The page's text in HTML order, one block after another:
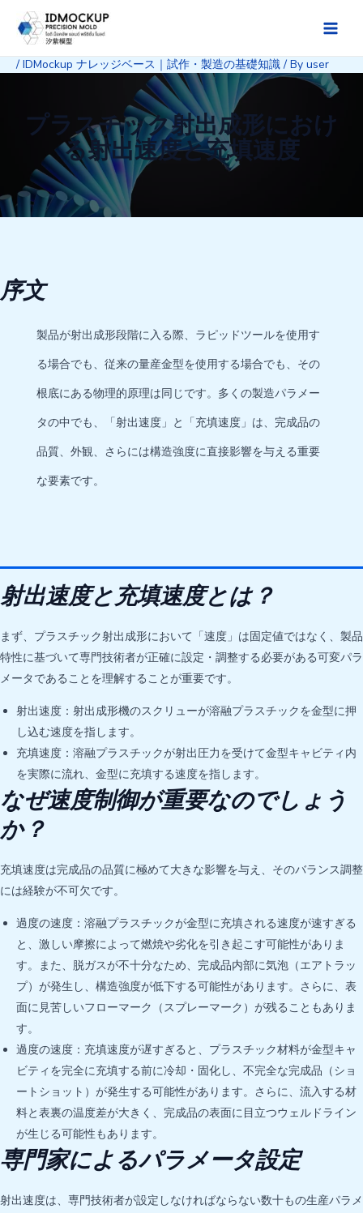
Main
/ IDMockup ナレッジベース｜試作・製造の基礎知識/ By user
プラスチック射出成形におけ
る射出速度と充填速度
序文
製品が射出成形段階に入る際、ラピッドツールを使用す
る場合でも、従来の量産金型を使用する場合でも、その
根底にある物理的原理は同じです。多くの製造パラメー
タの中でも、「射出速度」と「充填速度」は、完成品の
品質、外観、さらには構造強度に直接影響を与える重要
な要素です。
射出速度と充填速度とは？
まず、プラスチック射出成形において「速度」は固定値ではなく、製品
特性に基づいて専門技術者が正確に設定・調整する必要がある可変パラ
メータであることを理解することが重要です。
射出速度：射出成形機のスクリューが溶融プラスチックを金型に押
し込む速度を指します。
充填速度：溶融プラスチックが射出圧力を受けて金型キャビティ内
を実際に流れ、金型に充填する速度を指します。
なぜ速度制御が重要なのでしょう
か？
充填速度は完成品の品質に極めて大きな影響を与え、そのバランス調整
には経験が不可欠です。
過度の速度：溶融プラスチックが金型に充填される速度が速すぎる
と、激しい摩擦によって燃焼や劣化を引き起こす可能性がありま
す。また、脱ガスが不十分なため、完成品内部に気泡（エアトラッ
プ）が発生し、構造強度が低下する可能性があります。さらに、表
面に見苦しいフローマーク（スプレーマーク）が残ることもありま
す。
過度の速度：充填速度が遅すぎると、プラスチック材料が金型キャ
ビティを完全に充填する前に冷却・固化し、不完全な完成品（ショ
ートショット）が発生する可能性があります。さらに、流入する材
料と表裏の温度差が大きく、完成品の表面に目立つウェルドライン
が生じる可能性もあります。
専門家によるパラメータ設定
射出速度は、専門技術者が設定しなければならない数十もの生産パラメ